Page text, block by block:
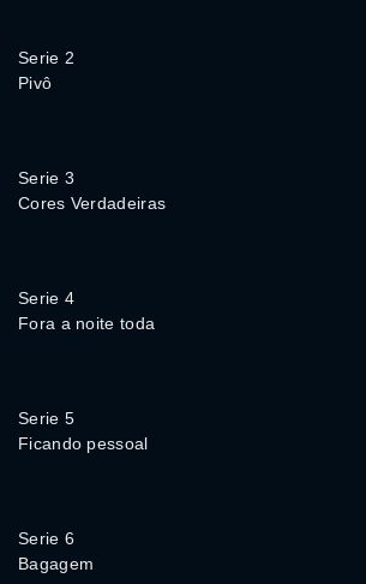
Serie 2
Pivô
Serie 3
Cores Verdadeiras
Serie 4
Fora a noite toda
Serie 5
Ficando pessoal
Serie 6
Bagagem